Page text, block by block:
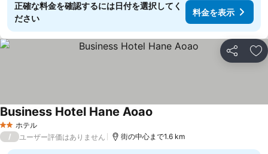
正確な料金を確認するには日付を選択してく
ださい
料金を表示
シェア お
2 ホテルのランク
ホテル
Business Hotel Hane Aoao
/ ユーザー評価はありません 街の中心まで1.6 km